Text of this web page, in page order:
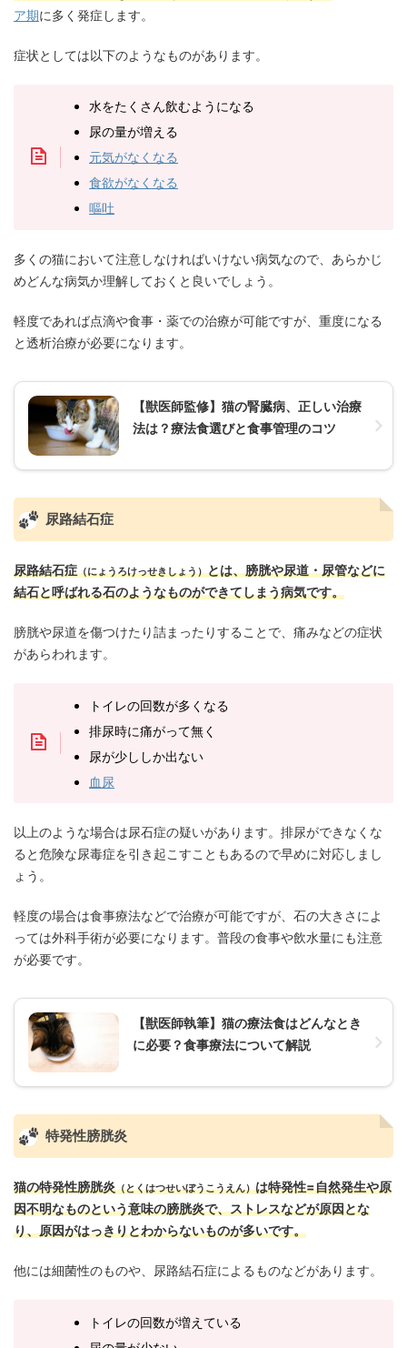
ア期に多く発症します。
症状としては以下のようなものがあります。
水をたくさん飲むようになる
尿の量が増える
元気がなくなる
食欲がなくなる
嘔吐
多くの猫において注意しなければいけない病気なので、あらかじ
めどんな病気か理解しておくと良いでしょう。
軽度であれば点滴や食事・薬での治療が可能ですが、重度になる
と透析治療が必要になります。
【獣医師監修】猫の腎臓病、正しい治療
法は？療法食選びと食事管理のコツ
尿路結石症
尿路結石症（にょうろけっせきしょう）とは、膀胱や尿道・尿管などに
結石と呼ばれる石のようなものができてしまう病気です。
膀胱や尿道を傷つけたり詰まったりすることで、痛みなどの症状
があらわれます。
トイレの回数が多くなる
排尿時に痛がって無く
尿が少ししか出ない
血尿
以上のような場合は尿石症の疑いがあります。排尿ができなくな
ると危険な尿毒症を引き起こすこともあるので早めに対応しまし
ょう。
軽度の場合は食事療法などで治療が可能ですが、石の大きさによ
っては外科手術が必要になります。普段の食事や飲水量にも注意
が必要です。
【獣医師執筆】猫の療法食はどんなとき
に必要？食事療法について解説
特発性膀胱炎
猫の特発性膀胱炎（とくはつせいぼうこうえん）は特発性=自然発生や原
因不明なものという意味の膀胱炎で、ストレスなどが原因とな
り、原因がはっきりとわからないものが多いです。
他には細菌性のものや、尿路結石症によるものなどがあります。
トイレの回数が増えている